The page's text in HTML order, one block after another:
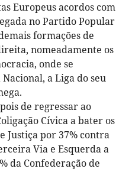
Europeus acordos com
no Partido Popular
formações de
nomeadamente os
onde se
a Liga do seu
de regressar ao
Cívica a bater os
Justiça por 37% contra
Via e Esquerda a
da Confederação de